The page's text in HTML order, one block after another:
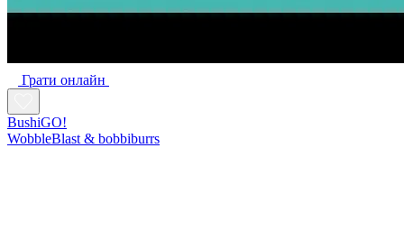
Грати онлайн
BushiGO!
WobbleBlast & bobbiburrs